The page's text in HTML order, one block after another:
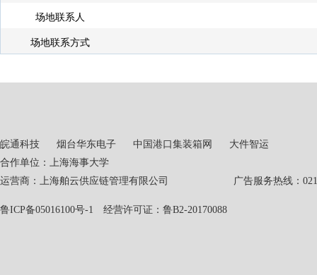
场地联系人
场地联系方式
皖通科技 烟台华东电子 中国港口集装箱网
大件智运
合作单位：上海海事大学
运营商：上海舶云供应链管理有限公司 广告服务热线：021-
鲁ICP备05016100号-1 经营许可证：鲁B2-20170088